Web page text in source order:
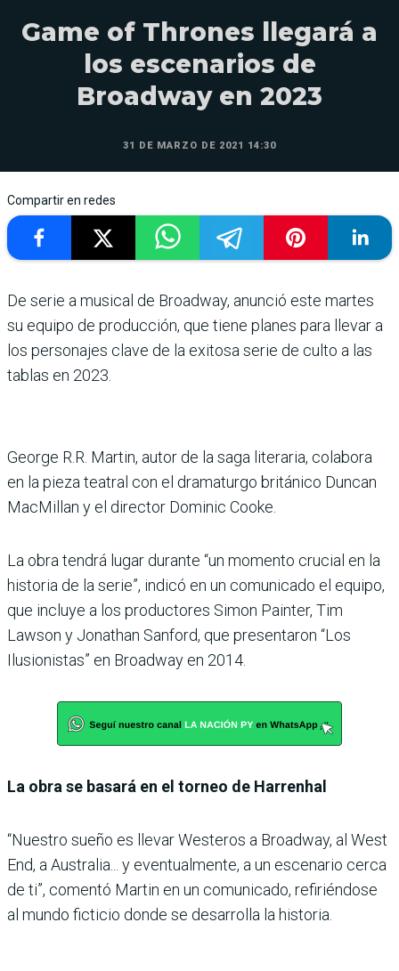
Game of Thrones llegará a
los escenarios de
Broadway en 2023
31 DE MARZO DE 2021 14:30
Compartir en redes
De serie a musical de Broadway, anunció este martes
su equipo de producción, que tiene planes para llevar a
los personajes clave de la exitosa serie de culto a las
tablas en 2023.
George R.R. Martin, autor de la saga literaria, colabora
en la pieza teatral con el dramaturgo británico Duncan
MacMillan y el director Dominic Cooke.
La obra tendrá lugar durante “un momento crucial en la
historia de la serie”, indicó en un comunicado el equipo,
que incluye a los productores Simon Painter, Tim
Lawson y Jonathan Sanford, que presentaron “Los
Ilusionistas” en Broadway en 2014.
La obra se basará en el torneo de Harrenhal
“Nuestro sueño es llevar Westeros a Broadway, al West
End, a Australia... y eventualmente, a un escenario cerca
de ti”, comentó Martin en un comunicado, refiriéndose
al mundo ficticio donde se desarrolla la historia.